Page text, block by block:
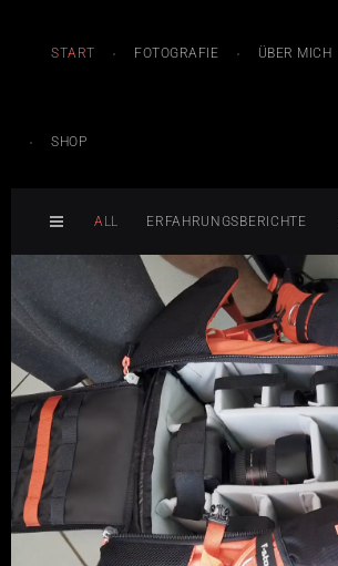
START FOTOGRAFIE ÜBER MICH
SHOP
ALL ERFAHRUNGSBERICHTE